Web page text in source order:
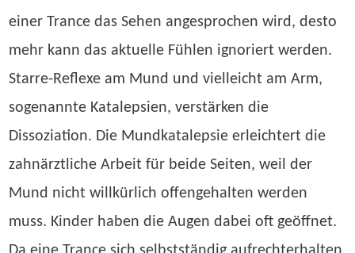
einer Trance das Sehen angesprochen wird, desto
mehr kann das aktuelle Fühlen ignoriert werden.
Starre-Reflexe am Mund und vielleicht am Arm,
sogenannte Katalepsien, verstärken die
Dissoziation. Die Mundkatalepsie erleichtert die
zahnärztliche Arbeit für beide Seiten, weil der
Mund nicht willkürlich offengehalten werden
muss. Kinder haben die Augen dabei oft geöffnet.